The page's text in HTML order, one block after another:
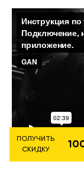
ПОЛУЧИТЬ
СКИДКУ